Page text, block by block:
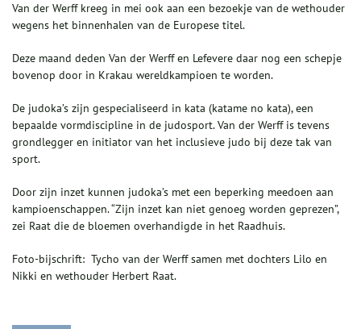
Van der Werff kreeg in mei ook aan een bezoekje van de wethouder
wegens het binnenhalen van de Europese titel.
Deze maand deden Van der Werff en Lefevere daar nog een schepje
bovenop door in Krakau wereldkampioen te worden.
De judoka’s zijn gespecialiseerd in kata (katame no kata), een
bepaalde vormdiscipline in de judosport. Van der Werff is tevens
grondlegger en initiator van het inclusieve judo bij deze tak van
sport.
Door zijn inzet kunnen judoka’s met een beperking meedoen aan
kampioenschappen. “Zijn inzet kan niet genoeg worden geprezen”,
zei Raat die de bloemen overhandigde in het Raadhuis.
Foto-bijschrift: Tycho van der Werff samen met dochters Lilo en
Nikki en wethouder Herbert Raat.